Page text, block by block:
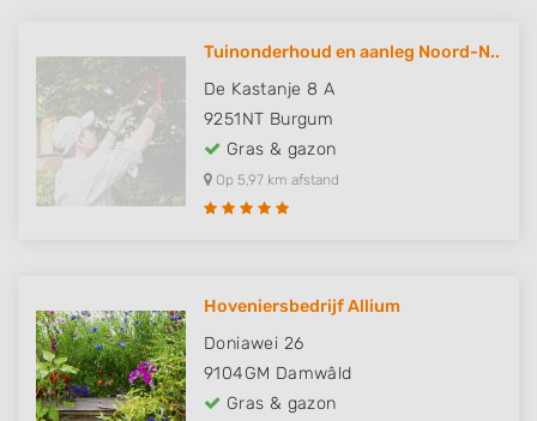
Tuinonderhoud en aanleg Noord-N..
De Kastanje 8 A
9251NT Burgum
Gras & gazon
Op 5,97 km afstand
Hoveniersbedrijf Allium
Doniawei 26
9104GM Damwâld
Gras & gazon